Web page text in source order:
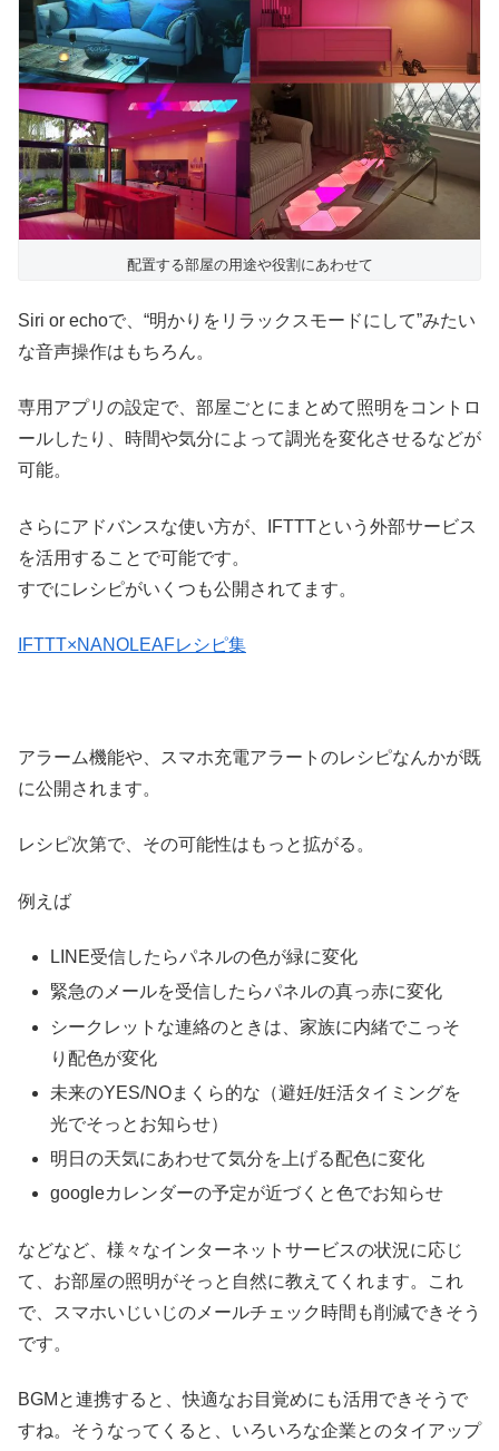
配置する部屋の用途や役割にあわせて
Siri or echoで、“明かりをリラックスモードにして”みたい
な音声操作はもちろん。
専用アプリの設定で、部屋ごとにまとめて照明をコントロ
ールしたり、時間や気分によって調光を変化させるなどが
可能。
さらにアドバンスな使い方が、IFTTTという外部サービス
を活用することで可能です。
すでにレシピがいくつも公開されてます。
IFTTT×NANOLEAFレシピ集
アラーム機能や、スマホ充電アラートのレシピなんかが既
に公開されます。
レシピ次第で、その可能性はもっと拡がる。
例えば
LINE受信したらパネルの色が緑に変化
緊急のメールを受信したらパネルの真っ赤に変化
シークレットな連絡のときは、家族に内緒でこっそ
り配色が変化
未来のYES/NOまくら的な（避妊/妊活タイミングを
光でそっとお知らせ）
明日の天気にあわせて気分を上げる配色に変化
googleカレンダーの予定が近づくと色でお知らせ
などなど、様々なインターネットサービスの状況に応じ
て、お部屋の照明がそっと自然に教えてくれます。これ
で、スマホいじいじのメールチェック時間も削減できそう
です。
BGMと連携すると、快適なお目覚めにも活用できそうで
すね。そうなってくると、いろいろな企業とのタイアップ